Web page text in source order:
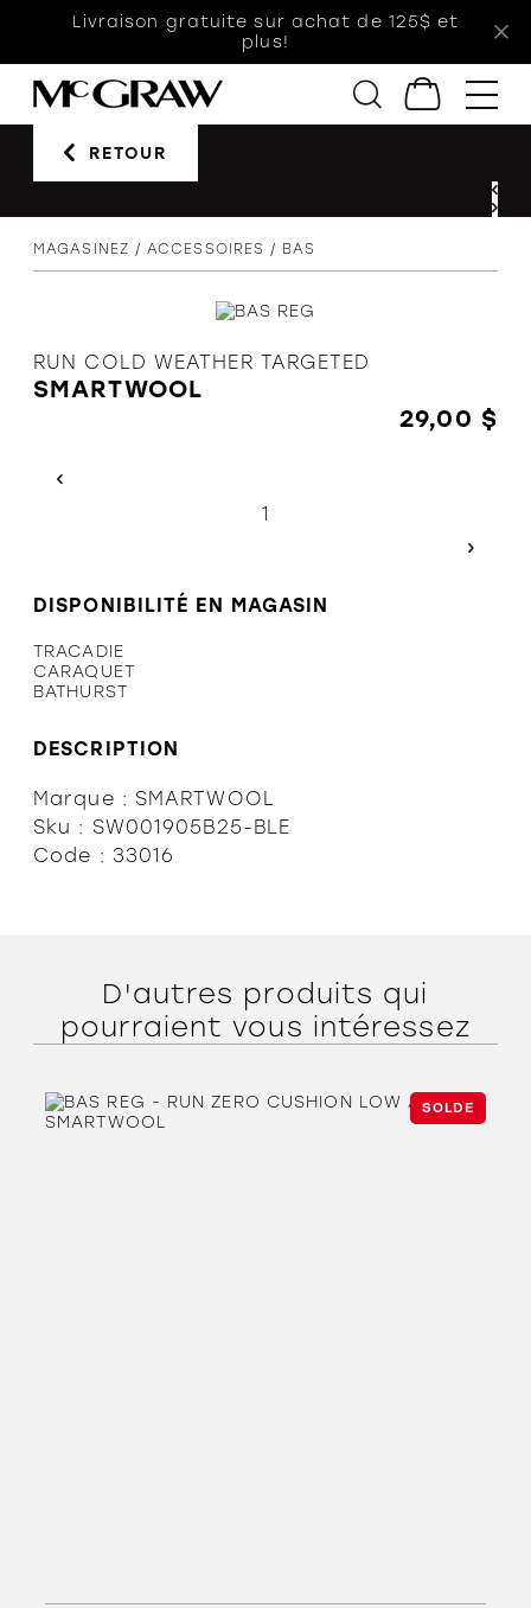
Livraison gratuite sur achat de 125$ et
plus!
Hommes
Enfants
Soldes
Orthèses
L'équipe
Politiques et conditions d'achat
RETOUR
MAGASINEZ ACCESSOIRES BAS
RUN COLD WEATHER TARGETED
SMARTWOOL
29,00 $
DISPONIBILITÉ EN MAGASIN
TRACADIE
CARAQUET
BATHURST
DESCRIPTION
Marque : SMARTWOOL
Sku : SW001905B25-BLE
Code : 33016
D'autres produits qui
pourraient vous intéressez
SOLDE